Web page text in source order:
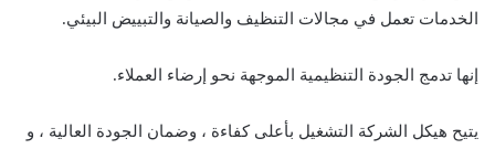
الخدمات تعمل في مجالات التنظيف والصيانة والتبييض البيئي.
إنها تدمج الجودة التنظيمية الموجهة نحو إرضاء العملاء.
يتيح هيكل الشركة التشغيل بأعلى كفاءة ، وضمان الجودة العالية ، و